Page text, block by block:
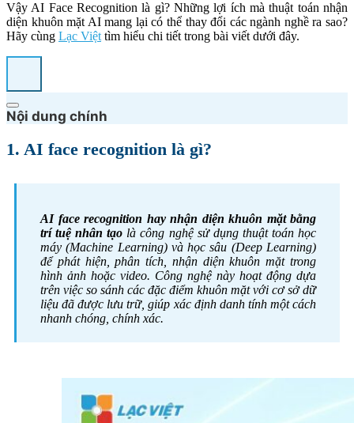
Vậy AI Face Recognition là gì? Những lợi ích mà thuật toán nhận
diện khuôn mặt AI mang lại có thể thay đổi các ngành nghề ra sao?
Hãy cùng Lạc Việttìm hiểu chi tiết trong bài viết dưới đây.
Nội dung chính
1. AI face recognition là gì?
AI face recognition hay nhận diện khuôn mặt bằng
trí tuệ nhân tạo là công nghệ sử dụng thuật toán học
máy (Machine Learning) và học sâu (Deep Learning)
để phát hiện, phân tích, nhận diện khuôn mặt trong
hình ảnh hoặc video. Công nghệ này hoạt động dựa
trên việc so sánh các đặc điểm khuôn mặt với cơ sở dữ
liệu đã được lưu trữ, giúp xác định danh tính một cách
nhanh chóng, chính xác.